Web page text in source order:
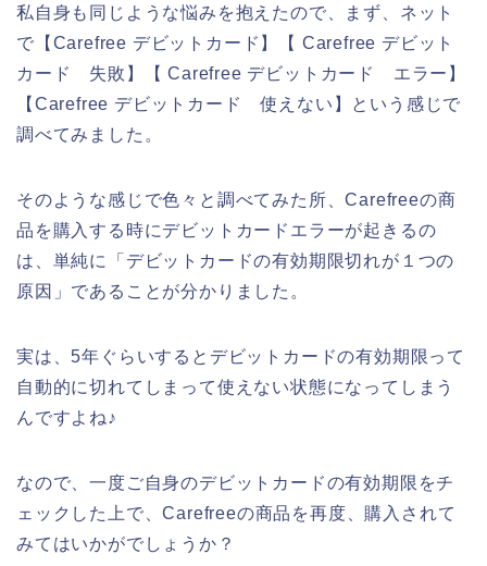
私自身も同じような悩みを抱えたので、まず、ネット
で【Carefree デビットカード】【 Carefree デビット
カード 失敗】【 Carefree デビットカード エラー】
【Carefree デビットカード 使えない】という感じで
調べてみました。
そのような感じで色々と調べてみた所、Carefreeの商
品を購入する時にデビットカードエラーが起きるの
は、単純に「デビットカードの有効期限切れが１つの
原因」であることが分かりました。
実は、5年ぐらいするとデビットカードの有効期限って
自動的に切れてしまって使えない状態になってしまう
んですよね♪
なので、一度ご自身のデビットカードの有効期限をチ
ェックした上で、Carefreeの商品を再度、購入されて
みてはいかがでしょうか？